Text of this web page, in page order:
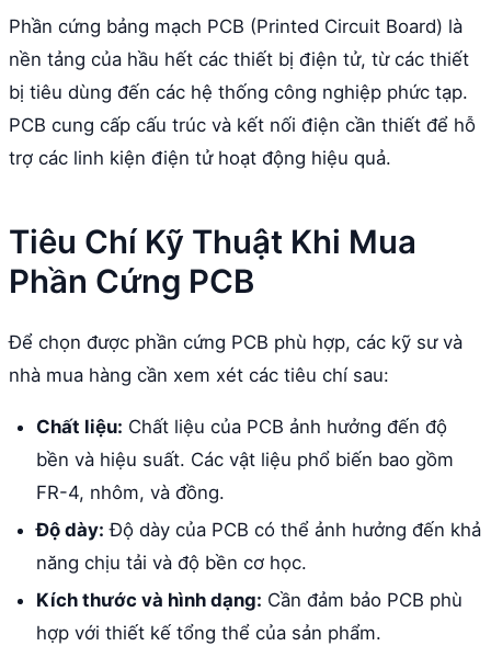
Phần cứng bảng mạch PCB (Printed Circuit Board) là
nền tảng của hầu hết các thiết bị điện tử, từ các thiết
bị tiêu dùng đến các hệ thống công nghiệp phức tạp.
PCB cung cấp cấu trúc và kết nối điện cần thiết để hỗ
trợ các linh kiện điện tử hoạt động hiệu quả.
Tiêu Chí Kỹ Thuật Khi Mua
Phần Cứng PCB
Để chọn được phần cứng PCB phù hợp, các kỹ sư và
nhà mua hàng cần xem xét các tiêu chí sau:
Chất liệu: Chất liệu của PCB ảnh hưởng đến độ
bền và hiệu suất. Các vật liệu phổ biến bao gồm
FR-4, nhôm, và đồng.
Độ dày: Độ dày của PCB có thể ảnh hưởng đến khả
năng chịu tải và độ bền cơ học.
Kích thước và hình dạng: Cần đảm bảo PCB phù
hợp với thiết kế tổng thể của sản phẩm.